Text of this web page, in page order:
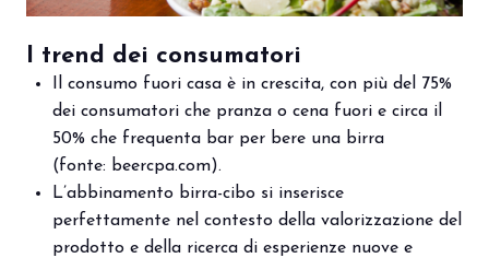
I trend dei consumatori
Il consumo fuori casa è in crescita, con più del 75%
dei consumatori che pranza o cena fuori e circa il
50% che frequenta bar per bere una birra
(fonte: beercpa.com).
L’abbinamento birra-cibo si inserisce
perfettamente nel contesto della valorizzazione del
prodotto e della ricerca di esperienze nuove e